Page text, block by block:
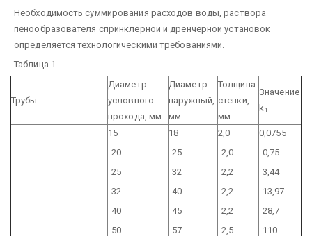
Необходимость суммирования расходов воды, раствора
пенообразователя спринклерной и дренчерной установок
определяется технологическими требованиями.
Таблица 1
Трубы
Диаметр
условного
прохода, мм
Диаметр
наружный,
мм
Толщина
стенки,
мм
Значение
k1
15
20
25
32
40
50
18
25
32
40
45
57
2,0
2,0
2,2
2,2
2,2
2,5
0,0755
0,75
3,44
13,97
28,7
110